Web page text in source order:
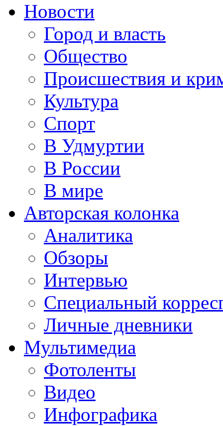
Новости
Город и власть
Общество
Происшествия и
Культура
Спорт
В Удмуртии
В России
В мире
Авторская колонка
Аналитика
Обзоры
Интервью
Специальный
Личные дневники
Мультимедиа
Фотоленты
Видео
Инфографика